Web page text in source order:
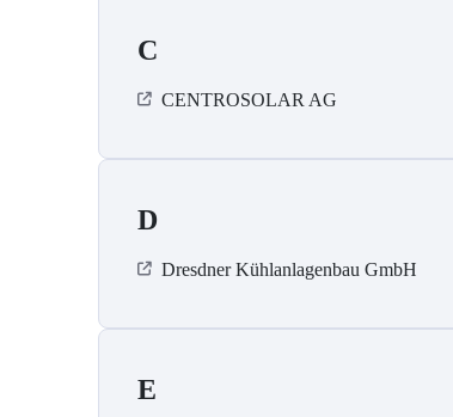
C
CENTROSOLAR AG
D
Dresdner Kühlanlagenbau GmbH
E